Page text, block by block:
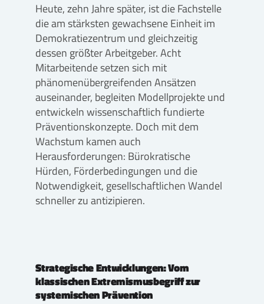
Heute, zehn Jahre später, ist die Fachstelle
die am stärksten gewachsene Einheit im
Demokratiezentrum und gleichzeitig
dessen größter Arbeitgeber. Acht
Mitarbeitende setzen sich mit
phänomenübergreifenden Ansätzen
auseinander, begleiten Modellprojekte und
entwickeln wissenschaftlich fundierte
Präventionskonzepte. Doch mit dem
Wachstum kamen auch
Herausforderungen: Bürokratische
Hürden, Förderbedingungen und die
Notwendigkeit, gesellschaftlichen Wandel
schneller zu antizipieren.
Strategische Entwicklungen: Vom
klassischen Extremismusbegriff zur
systemischen Prävention